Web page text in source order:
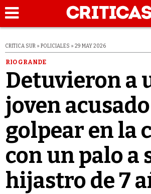
CRITICA SUR » POLICIALES » 29 MAY 2026
RIO GRANDE
Detuvieron a
joven
golpear en la
con un palo a
hijastro de 7